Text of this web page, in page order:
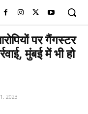
पर गैंगस्‍टर
मुंबई में भी हो
2023